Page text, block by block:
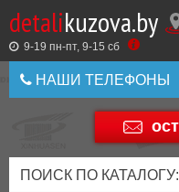
detalikuzova.by
9-19 пн-пт, 9-15 cб
НАШИ ТЕЛЕФОНЫ
+375 44
ПОИСК ПО КАТАЛОГУ:
Купить
в
1
ТАКЖЕ
ВЫ
МОЖЕТЕ
У
ЗАКАЗАТЬ